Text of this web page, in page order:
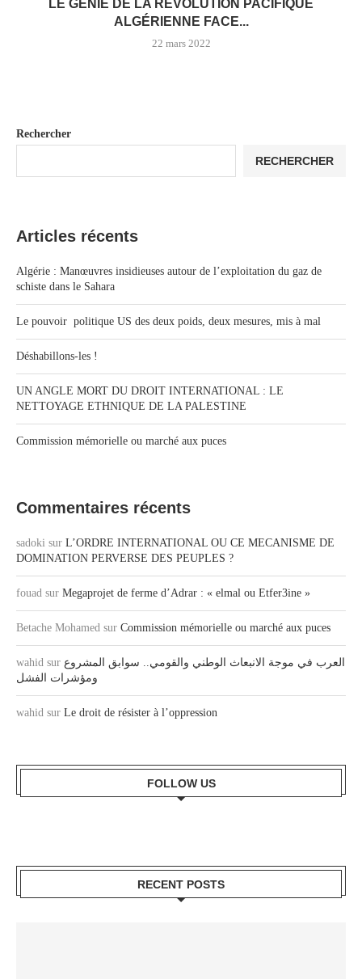
LE GÉNIE DE LA RÉVOLUTION PACIFIQUE
ALGÉRIENNE FACE...
22 mars 2022
Rechercher
RECHERCHER
Articles récents
Algérie : Manœuvres insidieuses autour de l’exploitation du gaz de
schiste dans le Sahara
Le pouvoir politique US des deux poids, deux mesures, mis à mal
Déshabillons-les !
UN ANGLE MORT DU DROIT INTERNATIONAL : LE
NETTOYAGE ETHNIQUE DE LA PALESTINE
Commission mémorielle ou marché aux puces
Commentaires récents
sadoki sur L’ORDRE INTERNATIONAL OU CE MECANISME DE
DOMINATION PERVERSE DES PEUPLES ?
fouad sur Megaprojet de ferme d’Adrar : « elmal ou Etfer3ine »
Betache Mohamed sur Commission mémorielle ou marché aux puces
wahid sur العرب في موجة الانبعاث الوطني والقومي.. سوابق المشروع
ومؤشرات الفشل
wahid sur Le droit de résister à l’oppression
FOLLOW US
RECENT POSTS